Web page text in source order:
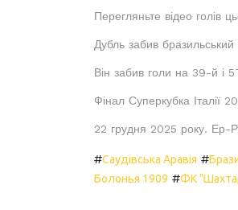
Перегляньте відео голів
Дубль забив
Він забив голи на 39-й і
Фінал Суперкубка Італії
22 грудня 2025 року. Ер-
#Саудівська Аравія #
Болонья 1909 #ФК